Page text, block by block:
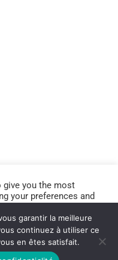
MasterCardCash
On
Delivery
NOS PRODUITS NEUFS
give you the most
your preferences and
you may visit "Cookie
garantir la meilleure
continuez à utiliser ce
en êtes satisfait.